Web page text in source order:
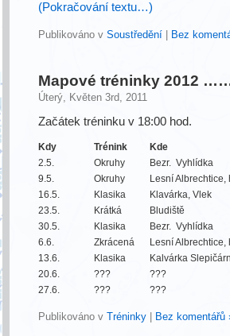
(Pokračování textu…)
Publikováno v Soustředění Bez
Mapové tréninky 2012
Úterý, Květen 3rd, 2011
Začátek tréninku v 18:00 hod.
Kdy Trénink Kde
2.5.
Okruhy Bezr. Vyhlídka
9.5.
Okruhy Lesní Albrechtice,
16.5.
Klasika Klavárka, Vlek
23.5.
Krátká Bludiště
30.5.
Klasika Bezr. Vyhlídka
6.6.
Zkrácená Lesní Albrechtice,
13.6.
Klasika Kalvárka
20.6.
??? ???
27.6.
??? ???
Publikováno v Tréninky Bez komentářů